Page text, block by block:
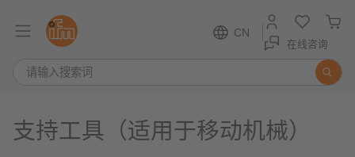
CN
在线咨询
支持工具（适用于移动机械）